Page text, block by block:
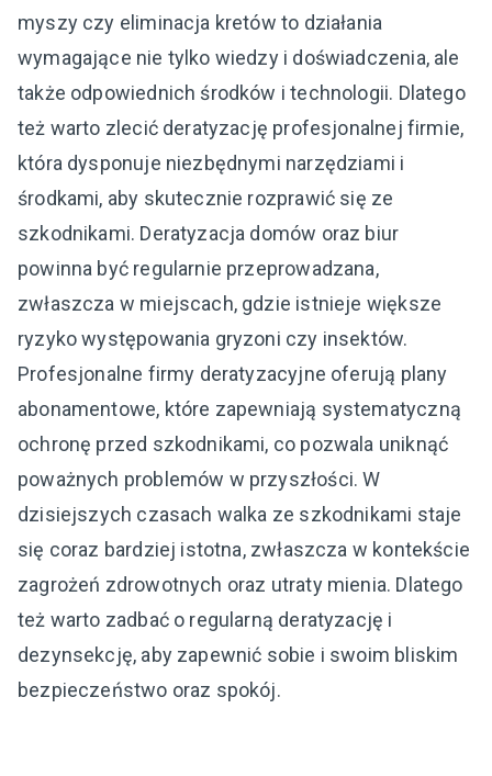
myszy czy eliminacja kretów to działania
wymagające nie tylko wiedzy i doświadczenia, ale
także odpowiednich środków i technologii. Dlatego
też warto zlecić deratyzację profesjonalnej firmie,
która dysponuje niezbędnymi narzędziami i
środkami, aby skutecznie rozprawić się ze
szkodnikami. Deratyzacja domów oraz biur
powinna być regularnie przeprowadzana,
zwłaszcza w miejscach, gdzie istnieje większe
ryzyko występowania gryzoni czy insektów.
Profesjonalne firmy deratyzacyjne oferują plany
abonamentowe, które zapewniają systematyczną
ochronę przed szkodnikami, co pozwala uniknąć
poważnych problemów w przyszłości. W
dzisiejszych czasach walka ze szkodnikami staje
się coraz bardziej istotna, zwłaszcza w kontekście
zagrożeń zdrowotnych oraz utraty mienia. Dlatego
też warto zadbać o regularną deratyzację i
dezynsekcję, aby zapewnić sobie i swoim bliskim
bezpieczeństwo oraz spokój.